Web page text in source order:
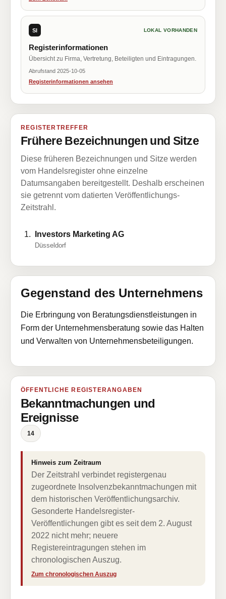
SI LOKAL VORHANDEN
Registerinformationen
Übersicht zu Firma, Vertretung, Beteiligten und Eintragungen.
Abrufstand 2025-10-05
Registerinformationen ansehen
REGISTERTREFFER
Frühere Bezeichnungen und Sitze
Diese früheren Bezeichnungen und Sitze werden
vom Handelsregister ohne einzelne
Datumsangaben bereitgestellt. Deshalb erscheinen
sie getrennt vom datierten Veröffentlichungs-
Zeitstrahl.
Investors Marketing AG
Düsseldorf
Gegenstand des Unternehmens
Die Erbringung von Beratungsdienstleistungen in
Form der Unternehmensberatung sowie das Halten
und Verwalten von Unternehmensbeteiligungen.
ÖFFENTLICHE REGISTERANGABEN
Bekanntmachungen und
Ereignisse
14
Hinweis zum Zeitraum
Der Zeitstrahl verbindet registergenau
zugeordnete Insolvenzbekanntmachungen mit
dem historischen Veröffentlichungsarchiv.
Gesonderte Handelsregister-
Veröffentlichungen gibt es seit dem 2. August
2022 nicht mehr; neuere
Registereintragungen stehen im
chronologischen Auszug.
Zum chronologischen Auszug